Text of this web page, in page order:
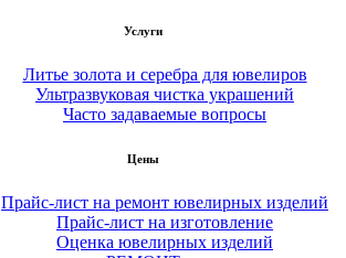
Услуги
Литье золота и серебра для ювелиров
Ультразвуковая чистка украшений
Часто задаваемые вопросы
Цены
Прайс-лист на ремонт ювелирных изделий
Прайс-лист на изготовление
Оценка ювелирных изделий